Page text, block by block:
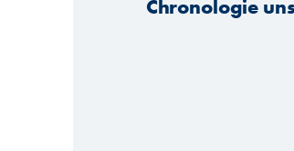
Chronologie